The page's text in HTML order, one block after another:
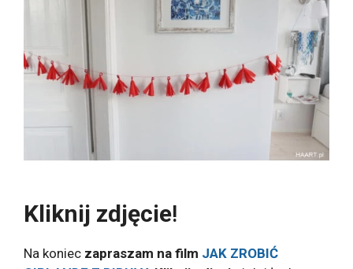
Kliknij zdjęcie!
Na koniec zapraszam na film JAK ZROBIĆ